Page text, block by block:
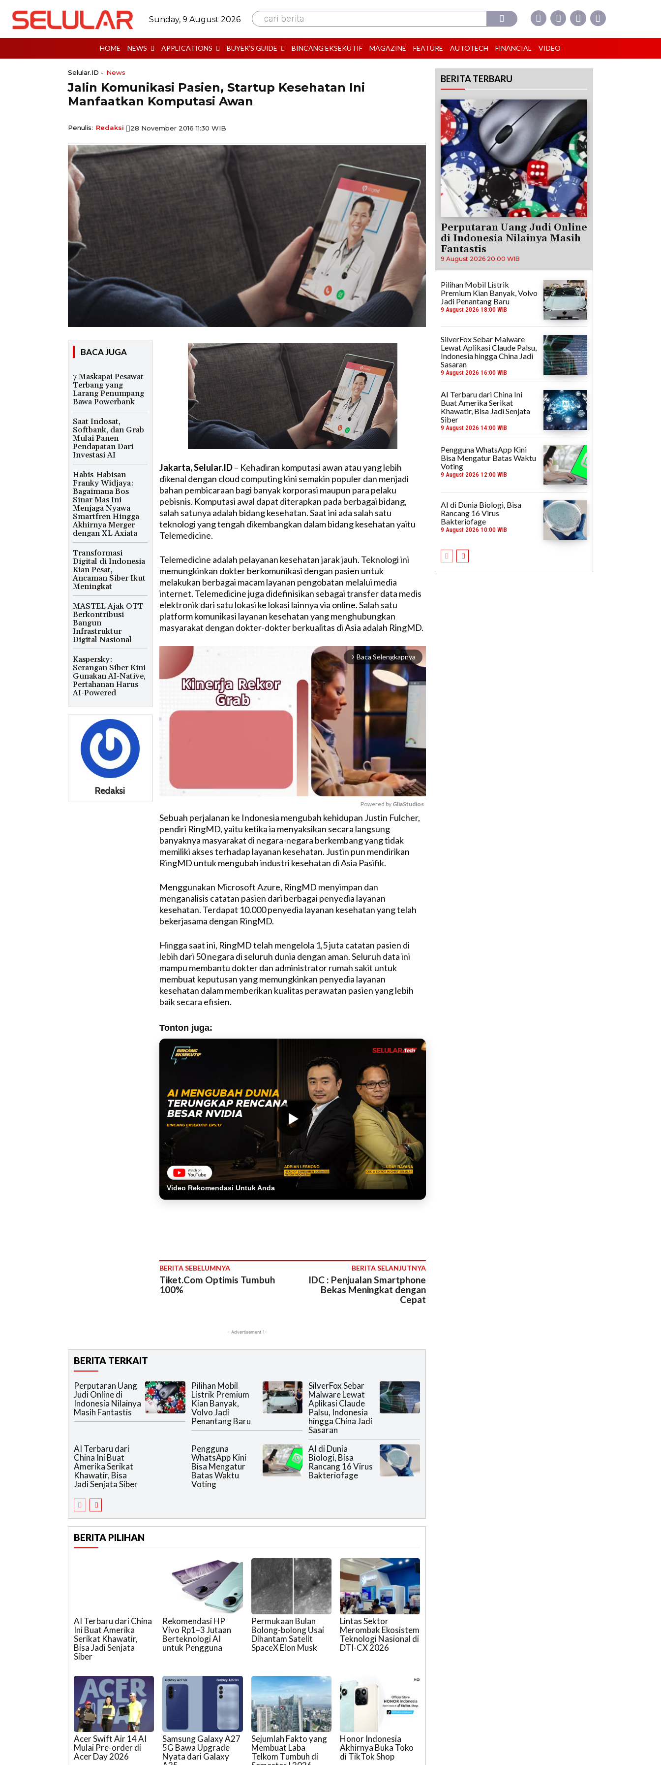
Sunday, 9 August 2026 cari berita
HOME NEWS APPLICATIONS BUYER’S GUIDE BINCANG EKSEKUTIF MAGAZINE FEATURE AUTOTECH FINANCIAL VIDEO
Selular.ID - News
Jalin Komunikasi Pasien, Startup Kesehatan Ini
Manfaatkan Komputasi Awan
Penulis: Redaksi 28 November 2016 11:30 WIB
BACA JUGA
7 Maskapai Pesawat
Terbang yang
Larang Penumpang
Bawa Powerbank
Saat Indosat,
Softbank, dan Grab
Mulai Panen
Pendapatan Dari
Investasi AI
Habis-Habisan
Franky Widjaya:
Bagaimana Bos
Sinar Mas Ini
Menjaga Nyawa
Smartfren Hingga
Akhirnya Merger
dengan XL Axiata
Transformasi
Digital di Indonesia
Kian Pesat,
Ancaman Siber Ikut
Meningkat
MASTEL Ajak OTT
Berkontribusi
Bangun
Infrastruktur
Digital Nasional
Kaspersky:
Serangan Siber Kini
Gunakan AI-Native,
Pertahanan Harus
AI-Powered
Redaksi
Jakarta, Selular.ID– Kehadiran komputasi awan atau yang lebih
dikenal dengan cloud computing kini semakin populer dan menjadi
bahan pembicaraan bagi banyak korporasi maupun para pelaku
pebisnis. Komputasi awal dapat diterapkan pada berbagai bidang,
salah satunya adalah bidang kesehatan. Saat ini ada salah satu
teknologi yang tengah dikembangkan dalam bidang kesehatan yaitu
Telemedicine.
Telemedicine adalah pelayanan kesehatan jarak jauh. Teknologi ini
memungkinkan dokter berkomunikasi dengan pasien untuk
melakukan berbagai macam layanan pengobatan melalui media
internet. Telemedicine juga didefinisikan sebagai transfer data medis
elektronik dari satu lokasi ke lokasi lainnya via online. Salah satu
platform komunikasi layanan kesehatan yang menghubungkan
masyarakat dengan dokter-dokter berkualitas di Asia adalah RingMD.
arrow_forward_ios Baca Selengkapnya
M
u
t
Powered by GliaStudios
Sebuah perjalanan ke Indonesia mengubah kehidupan Justin Fulcher,
pendiri RingMD, yaitu ketika ia menyaksikan secara langsung
banyaknya masyarakat di negara-negara berkembang yang tidak
memiliki akses terhadap layanan kesehatan. Justin pun mendirikan
RingMD untuk mengubah industri kesehatan di Asia Pasifik.
Menggunakan Microsoft Azure, RingMD menyimpan dan
menganalisis catatan pasien dari berbagai penyedia layanan
kesehatan. Terdapat 10.000 penyedia layanan kesehatan yang telah
bekerjasama dengan RingMD.
Hingga saat ini, RingMD telah mengelola 1,5 juta catatan pasien di
lebih dari 50 negara di seluruh dunia dengan aman. Seluruh data ini
mampu membantu dokter dan administrator rumah sakit untuk
membuat keputusan yang memungkinkan penyedia layanan
kesehatan dalam memberikan kualitas perawatan pasien yang lebih
baik secara efisien.
Tonton juga:
Video Rekomendasi Untuk Anda
BERITA SEBELUMNYA
Tiket.Com Optimis Tumbuh
100%
BERITA SELANJUTNYA
IDC : Penjualan Smartphone
Bekas Meningkat dengan
Cepat
- Advertisement 1-
BERITA TERKAIT
Perputaran Uang
Judi Online di
Indonesia Nilainya
Masih Fantastis
Pilihan Mobil
Listrik Premium
Kian Banyak,
Volvo Jadi
Penantang Baru
SilverFox Sebar
Malware Lewat
Aplikasi Claude
Palsu, Indonesia
hingga China Jadi
Sasaran
AI Terbaru dari
China Ini Buat
Amerika Serikat
Khawatir, Bisa
Jadi Senjata Siber
Pengguna
WhatsApp Kini
Bisa Mengatur
Batas Waktu
Voting
AI di Dunia
Biologi, Bisa
Rancang 16 Virus
Bakteriofage
BERITA PILIHAN
AI Terbaru dari China
Ini Buat Amerika
Serikat Khawatir,
Bisa Jadi Senjata
Siber
Rekomendasi HP
Vivo Rp1–3 Jutaan
Berteknologi AI
untuk Pengguna
Permukaan Bulan
Bolong-bolong Usai
Dihantam Satelit
SpaceX Elon Musk
Lintas Sektor
Merombak Ekosistem
Teknologi Nasional di
DTI-CX 2026
Acer Swift Air 14 AI
Mulai Pre-order di
Acer Day 2026
Samsung Galaxy A27
5G Bawa Upgrade
Nyata dari Galaxy
Sejumlah Fakto yang
Membuat Laba
Telkom Tumbuh di
Honor Indonesia
Akhirnya Buka Toko
di TikTok Shop
BERITA TERBARU
Perputaran Uang Judi Online
di Indonesia Nilainya Masih
Fantastis
9 August 2026 20:00 WIB
Pilihan Mobil Listrik
Premium Kian Banyak, Volvo
Jadi Penantang Baru
9 August 2026 18:00 WIB
SilverFox Sebar Malware
Lewat Aplikasi Claude Palsu,
Indonesia hingga China Jadi
Sasaran
9 August 2026 16:00 WIB
AI Terbaru dari China Ini
Buat Amerika Serikat
Khawatir, Bisa Jadi Senjata
Siber
9 August 2026 14:00 WIB
Pengguna WhatsApp Kini
Bisa Mengatur Batas Waktu
Voting
9 August 2026 12:00 WIB
AI di Dunia Biologi, Bisa
Rancang 16 Virus
Bakteriofage
9 August 2026 10:00 WIB